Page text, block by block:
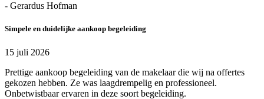
- Gerardus Hofman
Simpele en duidelijke aankoop begeleiding
15 juli 2026
Prettige aankoop begeleiding van de makelaar die wij na offertes
gekozen hebben. Ze was laagdrempelig en professioneel.
Onbetwistbaar ervaren in deze soort begeleiding.